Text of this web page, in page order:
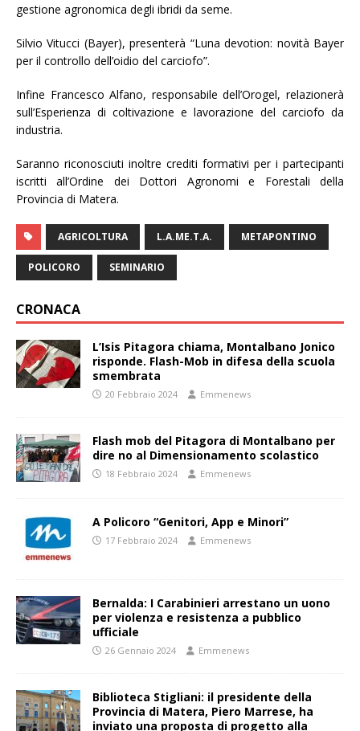
gestione agronomica degli ibridi da seme.
Silvio Vitucci (Bayer), presenterà “Luna devotion: novità Bayer
per il controllo dell’oidio del carciofo”.
Infine Francesco Alfano, responsabile dell’Orogel, relazionerà
sull’Esperienza di coltivazione e lavorazione del carciofo da
industria.
Saranno riconosciuti inoltre crediti formativi per i partecipanti
iscritti all’Ordine dei Dottori Agronomi e Forestali della
Provincia di Matera.
AGRICOLTURA L.A.ME.T.A. METAPONTINO
POLICORO SEMINARIO
CRONACA
L’Isis Pitagora chiama, Montalbano Jonico
risponde. Flash-Mob in difesa della scuola
smembrata
20 Febbraio 2024 Emmenews
Flash mob del Pitagora di Montalbano per
dire no al Dimensionamento scolastico
18 Febbraio 2024 Emmenews
A Policoro “Genitori, App e Minori”
17 Febbraio 2024 Emmenews
Bernalda: I Carabinieri arrestano un uono
per violenza e resistenza a pubblico
ufficiale
26 Gennaio 2024 Emmenews
Biblioteca Stigliani: il presidente della
Provincia di Matera, Piero Marrese, ha
inviato una proposta di progetto alla